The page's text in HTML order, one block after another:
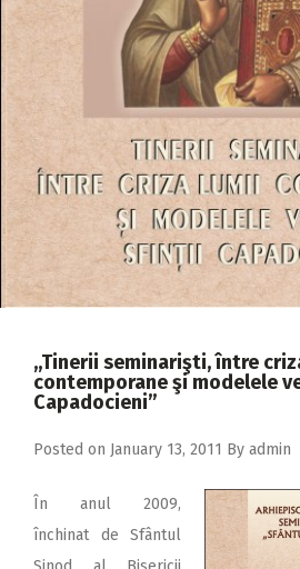
2017
2013
2010
,,Tinerii seminarişti, între
contemporane şi modelele
Capadocieni”
Posted on January 13, 2011 By admin
În anul 2009,
închinat de Sfântul